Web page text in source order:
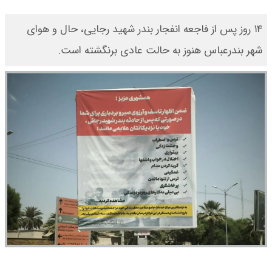
+ جدول
آغاز شد / خرید کوییک با پیش
پرداخت ۵۰۰ میلیون تومان + لینک
شاخص بورس امروز شنبه ۱۷ مرداد
۱۴۰۵ / شاخص افزایشی شد + تحلیل
۱۴ روز پس از فاجعه انفجار بندر شهید رجایی، حال و هوای
شهر بندرعباس هنوز به حالت عادی برنگشته است.